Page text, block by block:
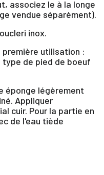
associez le à la longe
vendue séparément).
inox.
première utilisation :
type de pied de boeuf
éponge légèrement
Appliquer
cuir. Pour la partie en
de l'eau tiède
enregistrer des